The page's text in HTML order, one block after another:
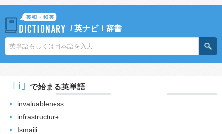
/英ナビ！辞書
｢i｣ で始まる英単語
invaluableness
infrastructure
Ismaili